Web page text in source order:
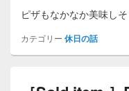
ピザもなかなか美味し
カテゴリー 休日の話